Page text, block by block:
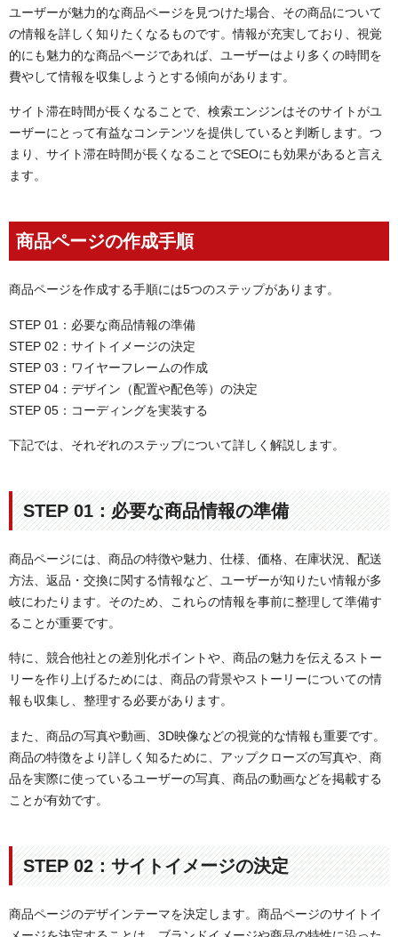
ユーザーが魅力的な商品ページを見つけた場合、その商品について
の情報を詳しく知りたくなるものです。情報が充実しており、視覚
的にも魅力的な商品ページであれば、ユーザーはより多くの時間を
費やして情報を収集しようとする傾向があります。
サイト滞在時間が長くなることで、検索エンジンはそのサイトがユ
ーザーにとって有益なコンテンツを提供していると判断します。つ
まり、サイト滞在時間が長くなることでSEOにも効果があると言え
ます。
商品ページの作成手順
商品ページを作成する手順には5つのステップがあります。
STEP 01：必要な商品情報の準備
STEP 02：サイトイメージの決定
STEP 03：ワイヤーフレームの作成
STEP 04：デザイン（配置や配色等）の決定
STEP 05：コーディングを実装する
下記では、それぞれのステップについて詳しく解説します。
STEP 01：必要な商品情報の準備
商品ページには、商品の特徴や魅力、仕様、価格、在庫状況、配送
方法、返品・交換に関する情報など、ユーザーが知りたい情報が多
岐にわたります。そのため、これらの情報を事前に整理して準備す
ることが重要です。
特に、競合他社との差別化ポイントや、商品の魅力を伝えるストー
リーを作り上げるためには、商品の背景やストーリーについての情
報も収集し、整理する必要があります。
また、商品の写真や動画、3D映像などの視覚的な情報も重要です。
商品の特徴をより詳しく知るために、アップクローズの写真や、商
品を実際に使っているユーザーの写真、商品の動画などを掲載する
ことが有効です。
STEP 02：サイトイメージの決定
商品ページのデザインテーマを決定します。商品ページのサイトイ